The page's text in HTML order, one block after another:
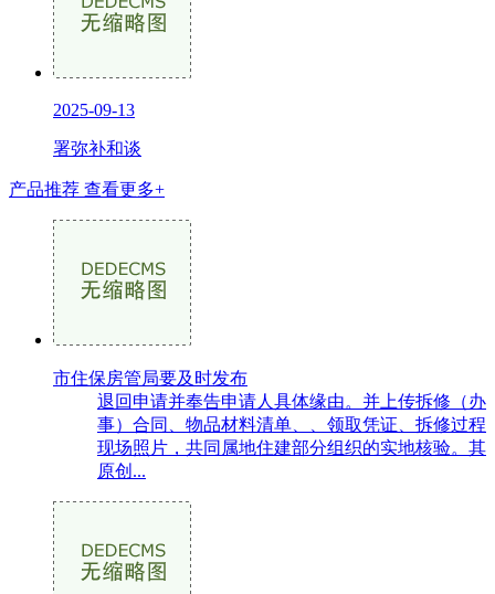
2025-09-13
署弥补和谈
产品推荐 查看更多+
市住保房管局要及时发布
退回申请并奉告申请人具体缘由。并上传拆修（办
事）合同、物品材料清单、、领取凭证、拆修过程
现场照片，共同属地住建部分组织的实地核验。其
原创...